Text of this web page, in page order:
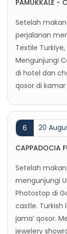
PAMUKKALE -
Setelah
perjalanan
Textile
Mengunjungi
di hotel dan
qosor di
6 20
CAPPADOCIA
Setelah
mengunjungi
Photostop di
castle. Turkish
jama’ qosor.
jewelery